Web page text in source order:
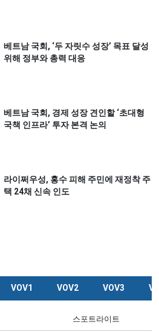
베트남 국회, ‘두 자릿수 성장’ 목표 달성
위해 정부와 총력 대응
베트남 국회, 경제 성장 견인할 ‘초대형
국책 인프라’ 투자 본격 논의
라이쩌우성, 홍수 피해 주민에 재정착 주
택 24채 신속 인도
VOV1 VOV2 VOV3
스포트라이트